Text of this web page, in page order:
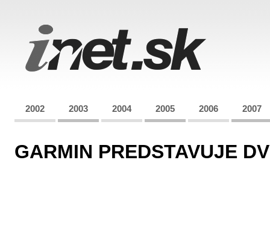
2002 2003 2004 2005 2006 2007
GARMIN PREDSTAVUJE